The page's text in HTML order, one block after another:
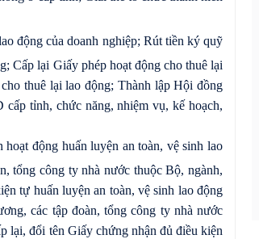
động của doanh nghiệp; Rút tiền ký quỹ
Cấp lại Giấy phép hoạt động cho thuê lại
thuê lại lao động; Thành lập Hội đồng
tỉnh, chức năng, nhiệm vụ, kế hoạch,
động huấn luyện an toàn, vệ sinh lao
tổng công ty nhà nước thuộc Bộ, ngành,
tự huấn luyện an toàn, vệ sinh lao động
các tập đoàn, tổng công ty nhà nước
lại, đổi tên Giấy chứng nhận đủ điều kiện